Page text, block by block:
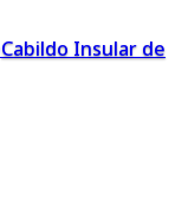
Cabildo Insular de